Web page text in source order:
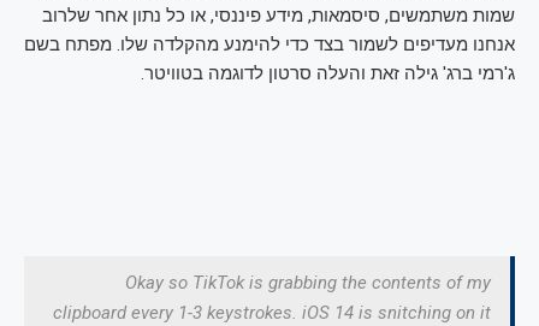
שמות משתמשים, סיסמאות, מידע פיננסי, או כל נתון אחר שלרוב
אנחנו מעדיפים לשמור בצד כדי להימנע מהקלדה שלו. מפתח בשם
ג'רמי ברג' גילה זאת והעלה סרטון לדוגמה בטוויטר.
Okay so TikTok is grabbing the contents of my
clipboard every 1-3 keystrokes. iOS 14 is snitching on it